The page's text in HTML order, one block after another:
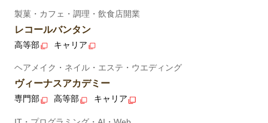
製菓・カフェ・調理・飲食店開業
レコールバンタン
高等部 キャリア
ヘアメイク・ネイル・エステ・ウエディング
ヴィーナスアカデミー
専門部 高等部 キャリア